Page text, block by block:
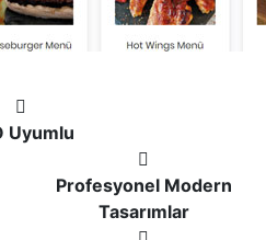
Uyumlu
Profesyonel Modern
Tasarımlar